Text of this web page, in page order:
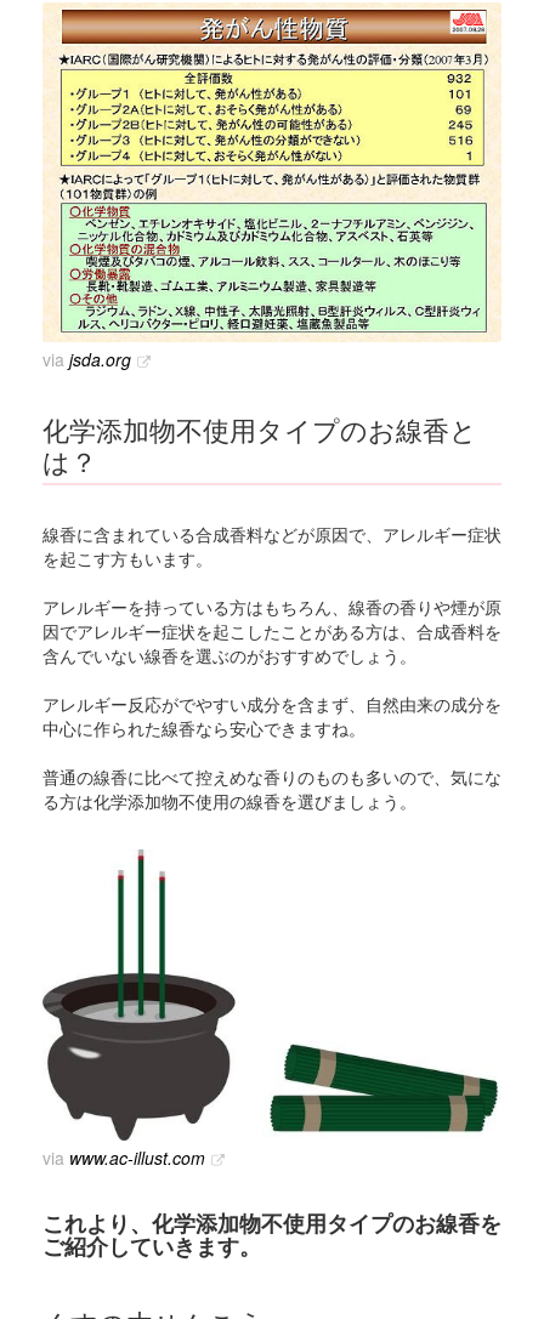
via jsda.org
化学添加物不使用タイプのお線香と
は？
線香に含まれている合成香料などが原因で、アレルギー症状
を起こす方もいます。
アレルギーを持っている方はもちろん、線香の香りや煙が原
因でアレルギー症状を起こしたことがある方は、合成香料を
含んでいない線香を選ぶのがおすすめでしょう。
アレルギー反応がでやすい成分を含まず、自然由来の成分を
中心に作られた線香なら安心できますね。
普通の線香に比べて控えめな香りのものも多いので、気にな
る方は化学添加物不使用の線香を選びましょう。
via www.ac-illust.com
これより、化学添加物不使用タイプのお線香を
ご紹介していきます。